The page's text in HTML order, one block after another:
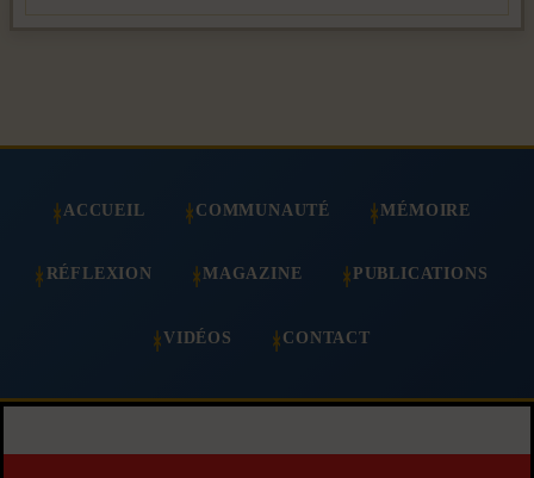
ACCUEIL COMMUNAUTÉ MÉMOIRE
RÉFLEXION MAGAZINE PUBLICATIONS
VIDÉOS CONTACT